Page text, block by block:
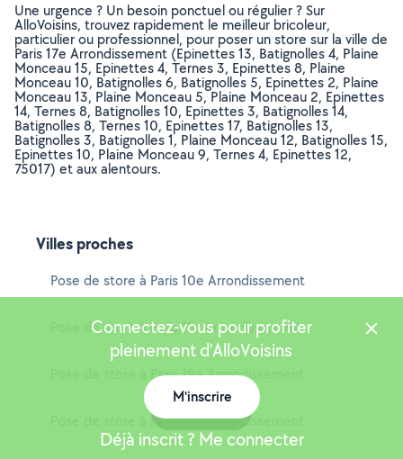
Une urgence ? Un besoin ponctuel ou régulier ? Sur
AlloVoisins, trouvez rapidement le meilleur bricoleur,
particulier ou professionnel, pour poser un store sur la ville de
Paris 17e Arrondissement (Epinettes 13, Batignolles 4, Plaine
Monceau 15, Epinettes 4, Ternes 3, Epinettes 8, Plaine
Monceau 10, Batignolles 6, Batignolles 5, Epinettes 2, Plaine
Monceau 13, Plaine Monceau 5, Plaine Monceau 2, Epinettes
14, Ternes 8, Batignolles 10, Epinettes 3, Batignolles 14,
Batignolles 8, Ternes 10, Epinettes 17, Batignolles 13,
Batignolles 3, Batignolles 1, Plaine Monceau 12, Batignolles 15,
Epinettes 10, Plaine Monceau 9, Ternes 4, Epinettes 12,
75017) et aux alentours.
Villes proches
Pose de store à Paris 10e Arrondissement
Pose de store à Paris 11e Arrondissement
Pose de store à Paris 19e Arrondissement
Pose de store à Paris 18e Arrondissement
Connectez-vous pour profiter
pleinement d'AlloVoisins
M'inscrire
Déjà inscrit ? Me connecter